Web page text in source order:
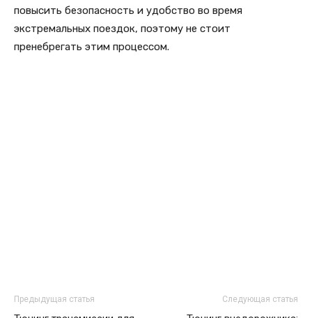
повысить безопасность и удобство во время
экстремальных поездок, поэтому не стоит
пренебрегать этим процессом.
Предыдущая статья Следующая статья